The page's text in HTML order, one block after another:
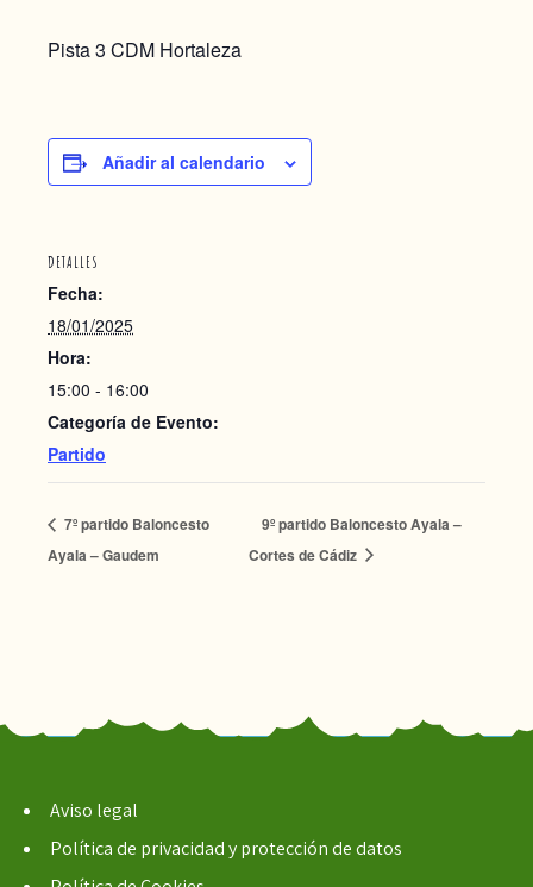
Pista 3 CDM Hortaleza
Añadir al calendario
DETALLES
Fecha:
18/01/2025
Hora:
15:00 - 16:00
Categoría de Evento:
Partido
7º partido Baloncesto
Ayala – Gaudem
9º partido Baloncesto Ayala –
Cortes de Cádiz
Aviso legal
Política de privacidad y protección de datos